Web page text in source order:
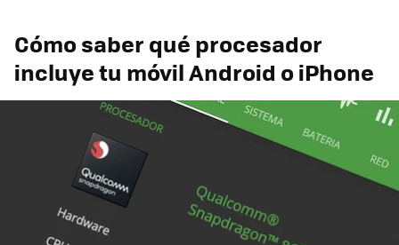
Cómo saber qué procesador
incluye tu móvil Android o iPhone